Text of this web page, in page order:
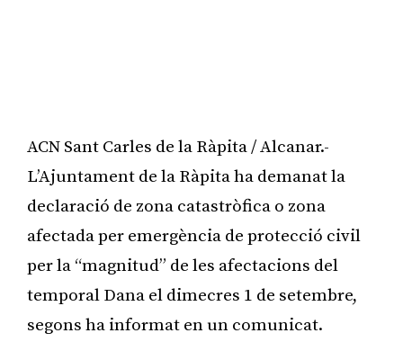
ACN Sant Carles de la Ràpita / Alcanar.-
L’Ajuntament de la Ràpita ha demanat la
declaració de zona catastròfica o zona
afectada per emergència de protecció civil
per la “magnitud” de les afectacions del
temporal Dana el dimecres 1 de setembre,
segons ha informat en un comunicat.